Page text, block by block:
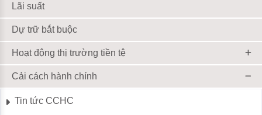
Lãi suất
Dự trữ bắt buộc
Hoạt động thị trường tiền tệ
Cải cách hành chính
Tin tức CCHC